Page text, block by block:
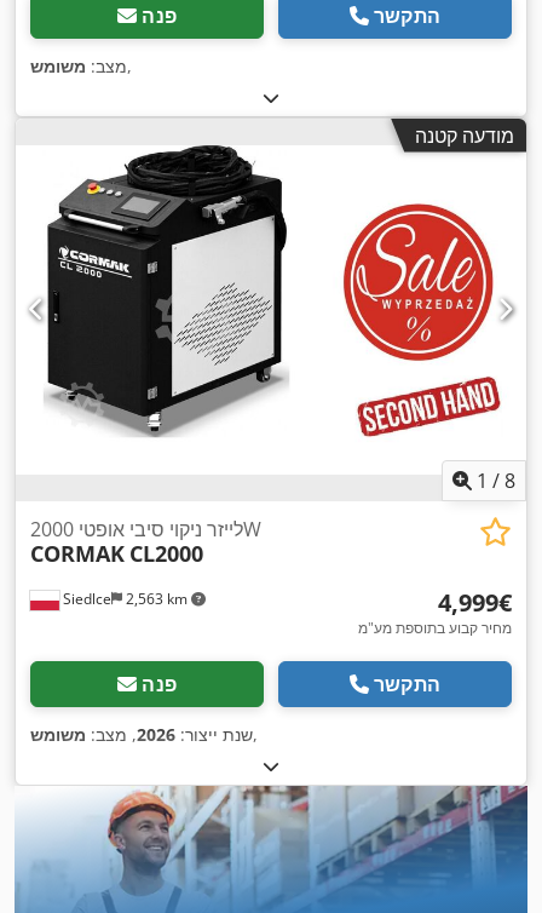
פנה התקשר
מצב: משומש ,
מודעה קטנה
1 /8
Siedlce 2,563 km
לייזר ניקוי סיבי אופטי 2000W
CORMAK CL2000
‏4,999 ‏€
מחיר קבוע בתוספת מע"מ
פנה התקשר
שנת ייצור: 2026, מצב: משומש ,